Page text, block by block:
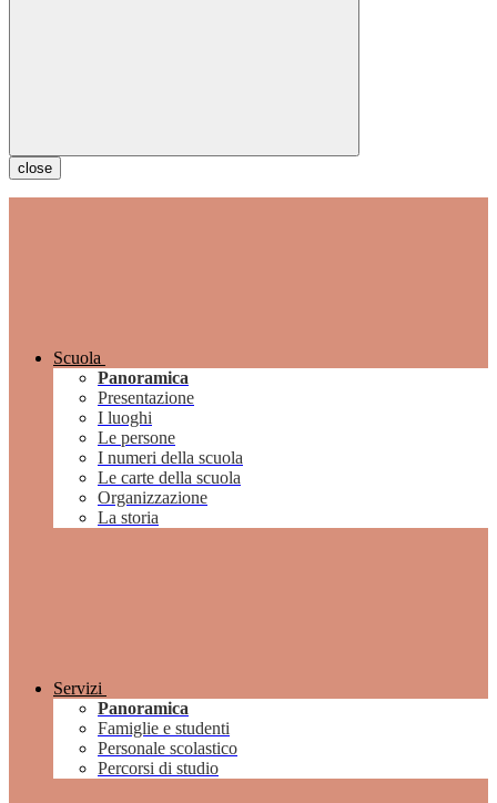
close
Scuola
Panoramica
Presentazione
I luoghi
Le persone
I numeri della scuola
Le carte della scuola
Organizzazione
La storia
Servizi
Panoramica
Famiglie e studenti
Personale scolastico
Percorsi di studio